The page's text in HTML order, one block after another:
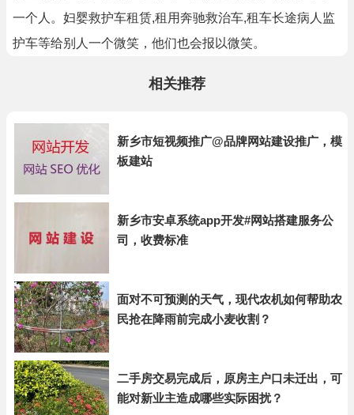
一个人。妇婴救护车租赁,租用奔驰救治车,租车长途病人监
护车等给别人一个微笑，他们也会报以微笑。
相关推荐
新乡市短视频推广@品牌网站建设推广，模
板建站
新乡市安卓系统app开发#网站搭建服务公
司，收费标准
面对不可预测的天气，现代农机如何帮助农
民抢在降雨前完成小麦收割？
二手房交易完成后，原房主户口未迁出，可
能对新业主造成哪些实际困扰？